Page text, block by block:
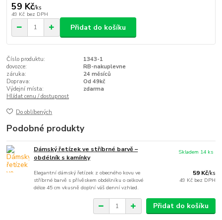
59 Kč/ks
49 Kč bez DPH
Přidat do košíku
Číslo produktu:
1343-1
dovozce:
RB-nakuplevne
záruka:
24 měsíců
Doprava:
Od 49kč
Výdejní místa:
zdarma
Hlídat cenu / dostupnost
Do oblíbených
Podobné produkty
Dámský řetízek ve stříbrné barvě –
obdélník s kamínky
Elegantní dámský řetízek z obecného kovu ve
stříbrné barvě s přívěskem obdélníku o celkové
délce 45 cm vkusně doplní váš denní vzhled.
59 Kč/ks
49 Kč bez DPH
Skladem 14 ks
Přidat do košíku